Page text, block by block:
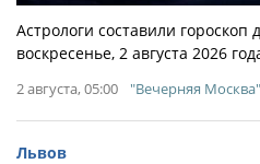
Астрологи составили гороскоп
воскресенье, 2 августа 2026
2 августа, 05:00 "Вечерняя Москва"
Львов